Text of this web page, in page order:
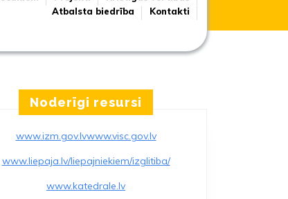
Atbalsta biedrība
Kontakti
Noderīgi resursi
www.izm.gov.lvwww.visc.gov.lv
www.liepaja.lv/liepajniekiem/izglitiba/
www.katedrale.lv